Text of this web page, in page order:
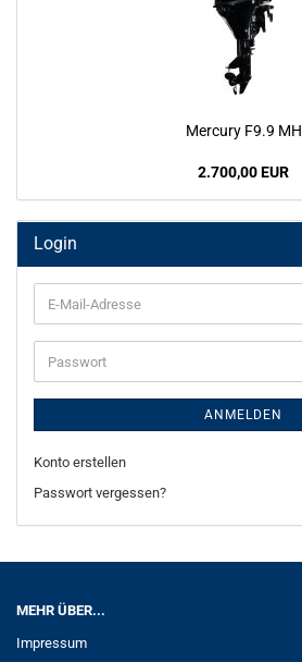
Mercury F9.9 MH
2.700,00 EUR
Login
E-
Mail-
Adresse
Passwort
ANMELDEN
Konto erstellen
Passwort vergessen?
MEHR ÜBER...
Impressum